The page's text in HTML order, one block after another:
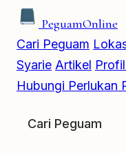
PeguamOnline
Cari Peguam
Syarie Artikel
Hubungi Perlukan
Cari Peguam